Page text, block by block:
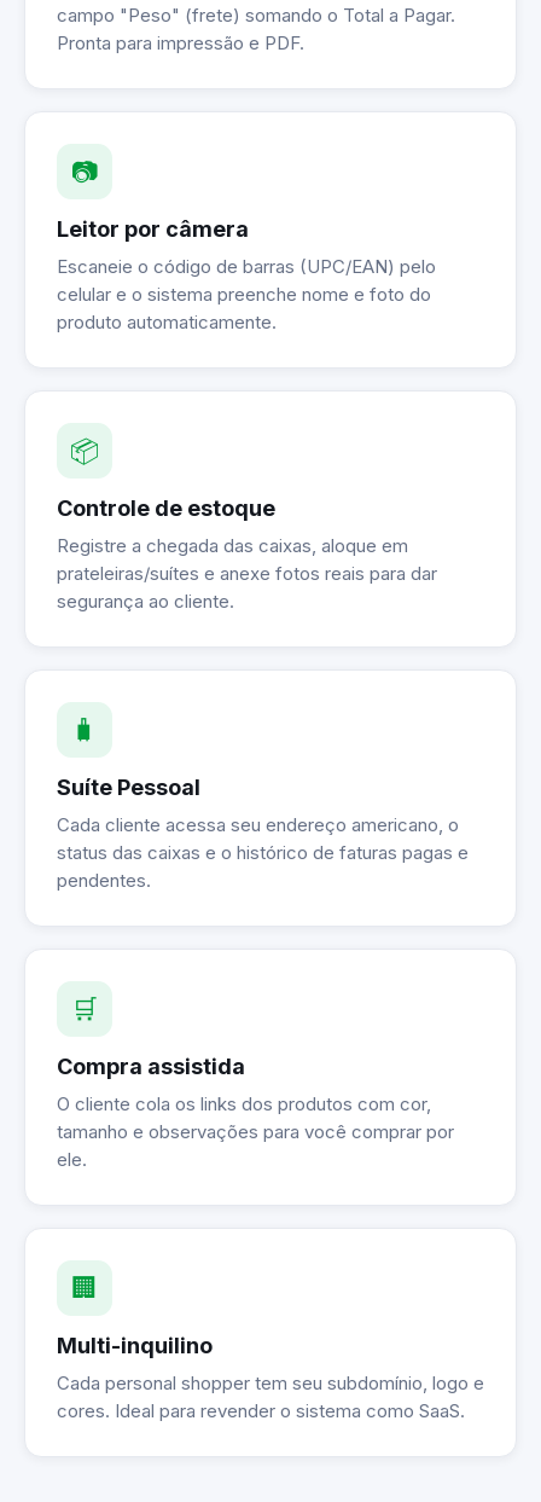
campo "Peso" (frete) somando o Total a Pagar.
Pronta para impressão e PDF.
📷
Leitor por câmera
Escaneie o código de barras (UPC/EAN) pelo
celular e o sistema preenche nome e foto do
produto automaticamente.
📦
Controle de estoque
Registre a chegada das caixas, aloque em
prateleiras/suítes e anexe fotos reais para dar
segurança ao cliente.
🧳
Suíte Pessoal
Cada cliente acessa seu endereço americano, o
status das caixas e o histórico de faturas pagas e
pendentes.
🛒
Compra assistida
O cliente cola os links dos produtos com cor,
tamanho e observações para você comprar por
ele.
🏢
Multi-inquilino
Cada personal shopper tem seu subdomínio, logo e
cores. Ideal para revender o sistema como SaaS.